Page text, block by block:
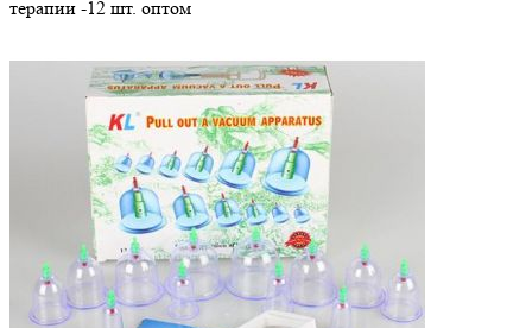
терапии -12 шт. оптом